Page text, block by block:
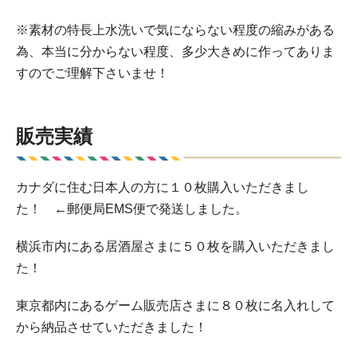
※素材の特長上水洗いで気にならない程度の縮みがある
為、本当に分からない程度、多少大きめに作ってありま
すのでご理解下さいませ！
販売実績
カナダに住む日本人の方に１０枚購入いただきまし
た！ ←郵便局EMS便で発送しました。
横浜市内にある居酒屋さまに５０枚を購入いただきまし
た！
東京都内にあるゲーム販売店さまに８０枚に名入れして
から納品させていただきました！